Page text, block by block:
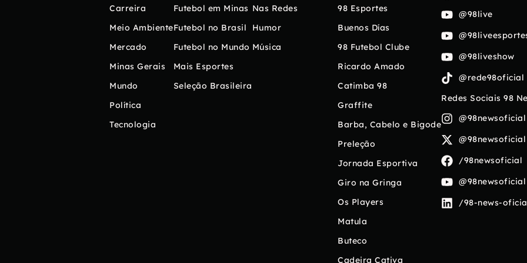
Carreira
Meio Ambiente
Mercado
Minas Gerais
Mundo
Política
Tecnologia
Futebol em Minas
Futebol no Brasil
Futebol no Mundo
Mais Esportes
Seleção Brasileira
Nas Redes
Humor
Música
98 Esportes
Buenos Días
98 Futebol Clube
Ricardo Amado
Catimba 98
Graffite
Barba, Cabelo e Bigode
Preleção
Jornada Esportiva
Giro na Gringa
Os Players
Matula
Buteco
Cadeira Cativa
@98live
@98liveshow
@rede98oficial
Redes Sociais 98
@98newsoficial
@98newsoficial
/98newsoficial
@98newsoficial
/98-news-